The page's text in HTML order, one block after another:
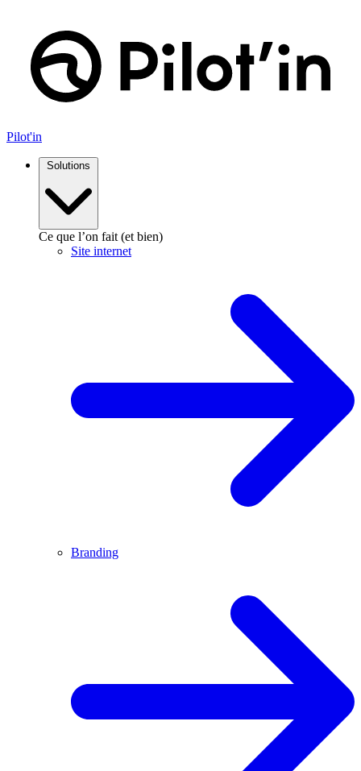
contenu
Pilot'in
Solutions
Ce que l’on fait (et bien)
Site internet
Branding